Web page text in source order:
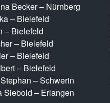
Becker – Nürnberg
– Bielefeld
– Bielefeld
– Bielefeld
– Bielefeld
– Bielefeld
– Schwerin
Siebold – Erlangen